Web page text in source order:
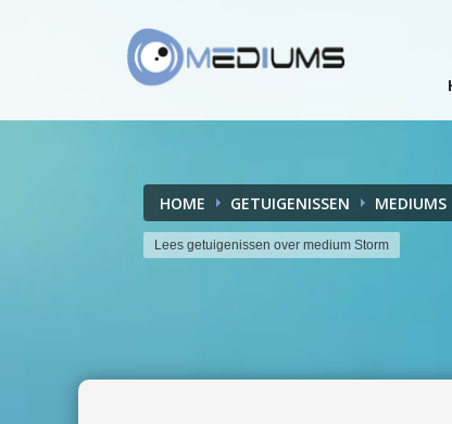
HOME GETUIGENISSEN MEDIUMS
Lees getuigenissen over medium Storm